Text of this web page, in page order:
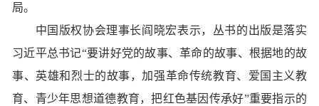
局。
中国版权协会理事长阎晓宏表示，丛书的出版是落实
习近平总书记“要讲好党的故事、革命的故事、根据地的故
事、英雄和烈士的故事，加强革命传统教育、爱国主义教
育、青少年思想道德教育，把红色基因传承好”重要指示的